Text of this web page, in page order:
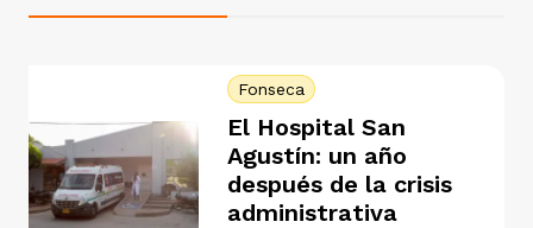
Fonseca
El Hospital San
Agustín: un año
después de la crisis
administrativa
2023
Baja